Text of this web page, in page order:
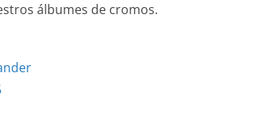
álbumes de cromos.